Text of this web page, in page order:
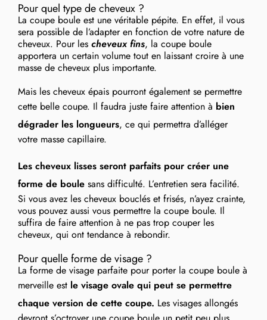
Pour quel type de cheveux ?
La coupe boule est une véritable pépite. En effet, il vous
sera possible de l’adapter en fonction de votre nature de
cheveux. Pour les cheveux fins, la coupe boule
apportera un certain volume tout en laissant croire à une
masse de cheveux plus importante.
Mais les cheveux épais pourront également se permettre
cette belle coupe. Il faudra juste faire attention à bien
dégrader les longueurs, ce qui permettra d’alléger
votre masse capillaire.
Les cheveux lisses seront parfaits pour créer une
forme de boule sans difficulté. L’entretien sera facilité.
Si vous avez les cheveux bouclés et frisés, n’ayez crainte,
vous pouvez aussi vous permettre la coupe boule. Il
suffira de faire attention à ne pas trop couper les
cheveux, qui ont tendance à rebondir.
Pour quelle forme de visage ?
La forme de visage parfaite pour porter la coupe boule à
merveille est le visage ovale qui peut se permettre
chaque version de cette coupe. Les visages allongés